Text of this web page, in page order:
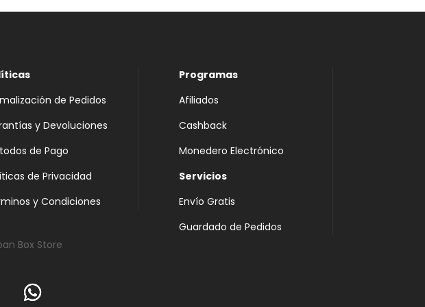
de Pedidos
y Devoluciones
de Pago
de Privacidad
y Condiciones
Programas
Afiliados
Cashback
Monedero Electrónico
Servicios
Envío Gratis
Guardado de Pedidos
Box Store